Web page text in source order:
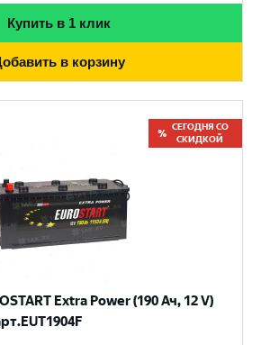
Купить в 1 клик
в корзину
СЕГОДНЯ СО
СКИДКОЙ
Extra Power (190 Ач, 12 V)